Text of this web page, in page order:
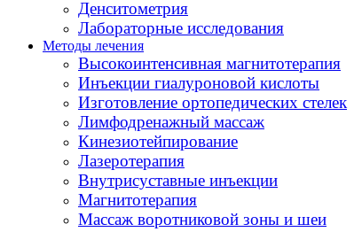
Денситометрия
Лабораторные исследования
Методы лечения
Высокоинтенсивная магнитотерапия
Инъекции гиалуроновой кислоты
Изготовление ортопедических стелек
Лимфодренажный массаж
Кинезиотейпирование
Лазеротерапия
Внутрисуставные инъекции
Магнитотерапия
Массаж воротниковой зоны и шеи